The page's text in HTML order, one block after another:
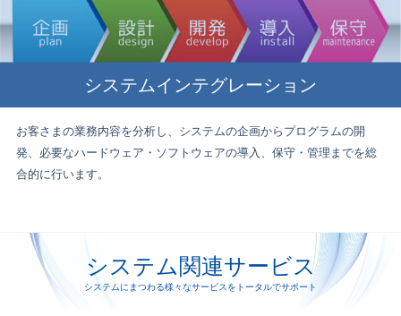
システムインテグレーション
お客さまの業務内容を分析し、システムの企画からプログラムの開
発、必要なハードウェア・ソフトウェアの導入、保守・管理までを総
合的に行います。
システム関連サービス
システムにまつわる様々なサービスをトータルでサポート